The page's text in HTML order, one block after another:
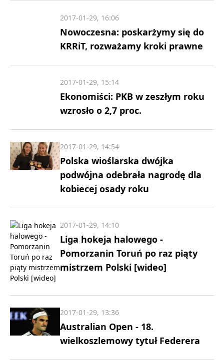
Nowoczesna: poskarżymy się do
KRRiT, rozważamy kroki prawne
2017-01-29, 16:06
Ekonomiści: PKB w zeszłym roku
wzrosło o 2,7 proc.
2017-01-29, 15:14
Polska wioślarska dwójka
podwójna odebrała nagrodę dla
kobiecej osady roku
2017-01-29, 14:54
Liga hokeja halowego -
Pomorzanin Toruń po raz piąty
mistrzem Polski [wideo]
2017-01-29, 14:10
Australian Open - 18.
wielkoszlemowy tytuł Federera
2017-01-29, 13:36